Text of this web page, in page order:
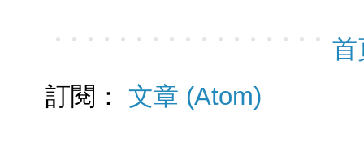
首
訂閱： 文章 (Atom)